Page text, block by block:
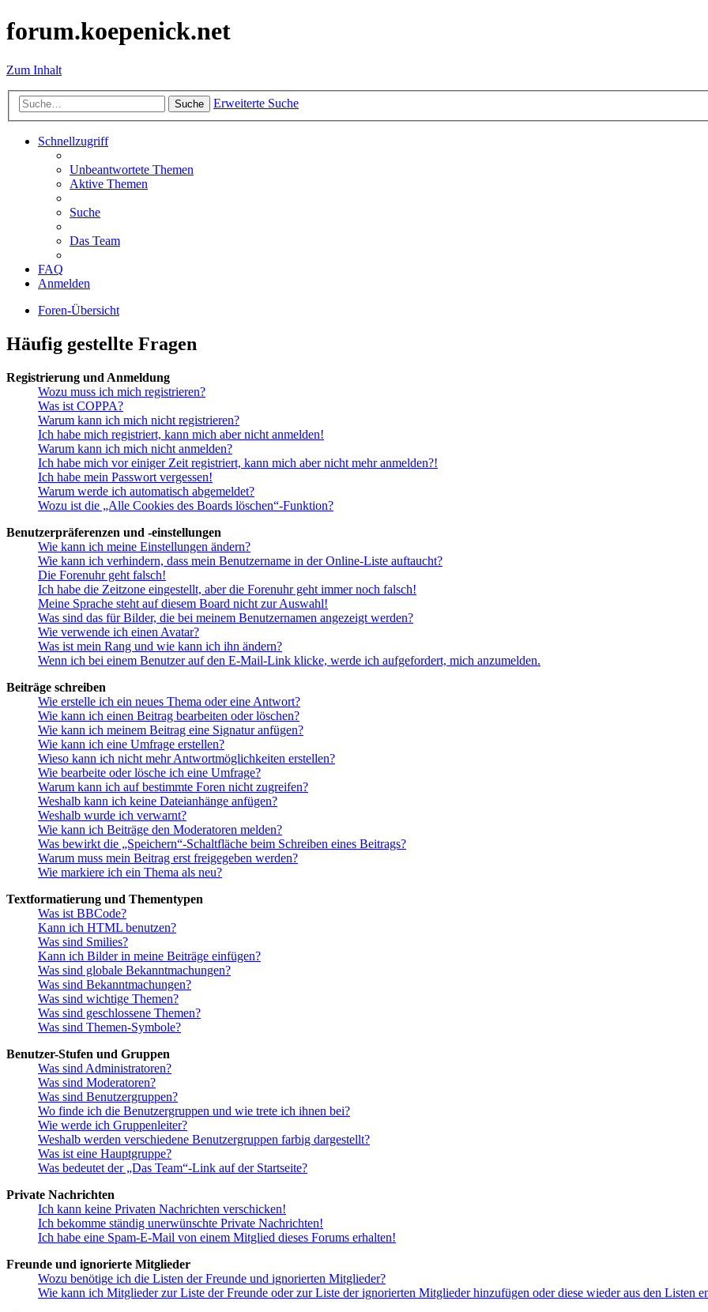
forum.koepenick.net
Zum Inhalt
Suche Erweiterte Suche
Schnellzugriff
Unbeantwortete Themen
Aktive Themen
Suche
Das Team
FAQ
Anmelden
Foren-Übersicht
Häufig gestellte Fragen
Registrierung und Anmeldung
Wozu muss ich mich registrieren?
Was ist COPPA?
Warum kann ich mich nicht registrieren?
Ich habe mich registriert, kann mich aber nicht anmelden!
Warum kann ich mich nicht anmelden?
Ich habe mich vor einiger Zeit registriert, kann mich aber nicht mehr anmelden?!
Ich habe mein Passwort vergessen!
Warum werde ich automatisch abgemeldet?
Wozu ist die „Alle Cookies des Boards löschen“-Funktion?
Benutzerpräferenzen und -einstellungen
Wie kann ich meine Einstellungen ändern?
Wie kann ich verhindern, dass mein Benutzername in der Online-Liste auftaucht?
Die Forenuhr geht falsch!
Ich habe die Zeitzone eingestellt, aber die Forenuhr geht immer noch falsch!
Meine Sprache steht auf diesem Board nicht zur Auswahl!
Was sind das für Bilder, die bei meinem Benutzernamen angezeigt werden?
Wie verwende ich einen Avatar?
Was ist mein Rang und wie kann ich ihn ändern?
Wenn ich bei einem Benutzer auf den E-Mail-Link klicke, werde ich aufgefordert, mich anzumelden.
Beiträge schreiben
Wie erstelle ich ein neues Thema oder eine Antwort?
Wie kann ich einen Beitrag bearbeiten oder löschen?
Wie kann ich meinem Beitrag eine Signatur anfügen?
Wie kann ich eine Umfrage erstellen?
Wieso kann ich nicht mehr Antwortmöglichkeiten erstellen?
Wie bearbeite oder lösche ich eine Umfrage?
Warum kann ich auf bestimmte Foren nicht zugreifen?
Weshalb kann ich keine Dateianhänge anfügen?
Weshalb wurde ich verwarnt?
Wie kann ich Beiträge den Moderatoren melden?
Was bewirkt die „Speichern“-Schaltfläche beim Schreiben eines Beitrags?
Warum muss mein Beitrag erst freigegeben werden?
Wie markiere ich ein Thema als neu?
Textformatierung und Thementypen
Was ist BBCode?
Kann ich HTML benutzen?
Was sind Smilies?
Kann ich Bilder in meine Beiträge einfügen?
Was sind globale Bekanntmachungen?
Was sind Bekanntmachungen?
Was sind wichtige Themen?
Was sind geschlossene Themen?
Was sind Themen-Symbole?
Benutzer-Stufen und Gruppen
Was sind Administratoren?
Was sind Moderatoren?
Was sind Benutzergruppen?
Wo finde ich die Benutzergruppen und wie trete ich ihnen bei?
Wie werde ich Gruppenleiter?
Weshalb werden verschiedene Benutzergruppen farbig dargestellt?
Was ist eine Hauptgruppe?
Was bedeutet der „Das Team“-Link auf der Startseite?
Private Nachrichten
Ich kann keine Privaten Nachrichten verschicken!
Ich bekomme ständig unerwünschte Private Nachrichten!
Ich habe eine Spam-E-Mail von einem Mitglied dieses Forums erhalten!
Freunde und ignorierte Mitglieder
Wozu benötige ich die Listen der Freunde und ignorierten Mitglieder?
Wie kann ich Mitglieder zur Liste der Freunde oder zur Liste der ignorierten Mitglieder hinzufügen oder diese wieder aus den Listen